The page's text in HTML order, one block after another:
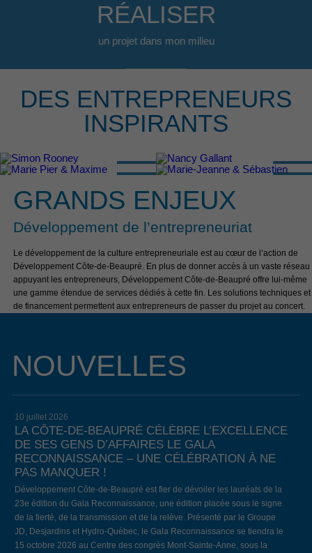
RÉALISER
un projet dans mon milieu
DES ENTREPRENEURS
INSPIRANTS
GRANDS ENJEUX
Développement de l’entrepreneuriat
Le développement de la culture entrepreneuriale est au cœur de l’action de
Développement Côte-de-Beaupré. En plus de donner accès à un vaste réseau
appuyant les entrepreneurs, Développement Côte-de-Beaupré offre lui-même
une gamme étendue de services dédiés à cette fin. Les solutions techniques et
de financement permettent aux entrepreneurs de passer du projet au concert.
NOUVELLES
10 juillet 2026
LA CÔTE-DE-BEAUPRÉ CÉLÈBRE L’EXCELLENCE
DE SES GENS D’AFFAIRES LE GALA
RECONNAISSANCE – UNE CÉLÉBRATION À NE
PAS MANQUER !
Développement Côte-de-Beaupré est fier de dévoiler les lauréats de la
23e édition du Gala Reconnaissance, une édition placée sous le signe
de la fierté, de la transmission et de la relève. Présenté par le Groupe
JD, Desjardins et Hydro-Québec, le Gala Reconnaissance se tiendra le
15 octobre 2026 au Centre des congrès Mont-Sainte-Anne, sous la